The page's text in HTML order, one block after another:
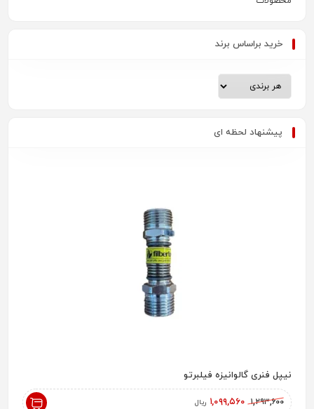
خرید براساس برند
پیشنهاد لحظه ای
نیپل فنری گالوانیزه فیلبرتو
۱,۲۹۳,۶۰۰ ۱,۰۹۹,۵۶۰ ریال